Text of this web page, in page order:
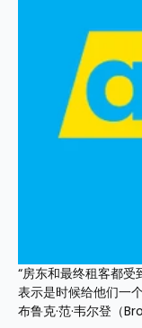
“房东和最终租客都
表示是时候给他们一
布鲁克·范·韦尔登（